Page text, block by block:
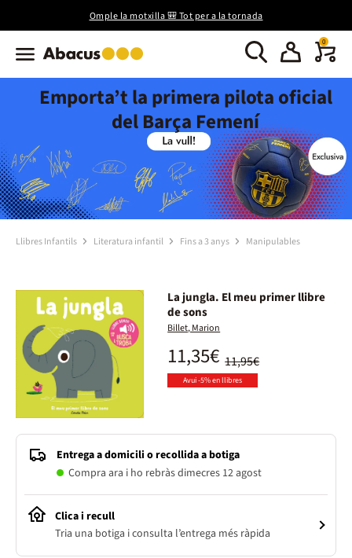
Omple la motxilla 🎒 Tot per a la tornada
0
Emporta’t la primera pilota oficial
del Barça Femení
Llibres Infantils Literatura infantil Fins a 3 anys Manipulables
La jungla. El meu primer llibre
de sons
Billet, Marion
11,95€
11,35€
Avui -5% en llibres
Entrega a domicili o recollida a botiga
Compra ara i ho rebràs dimecres 12 agost
Clica i recull
Tria una botiga i consulta l’entrega més ràpida